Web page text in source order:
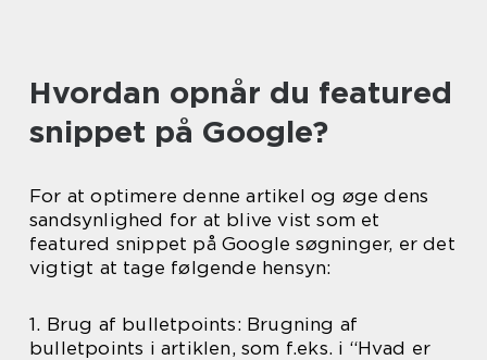
Hvordan opnår du featured
snippet på Google?
For at optimere denne artikel og øge dens
sandsynlighed for at blive vist som et
featured snippet på Google søgninger, er det
vigtigt at tage følgende hensyn:
1. Brug af bulletpoints: Brugning af
bulletpoints i artiklen, som f.eks. i “Hvad er